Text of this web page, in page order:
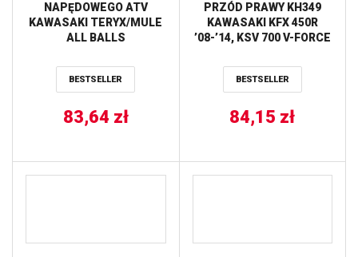
NAPĘDOWEGO ATV
KAWASAKI TERYX/MULE
ALL BALLS
BESTSELLER
83,64 zł
PRZÓD PRAWY KH349
KAWASAKI KFX 450R
’08-’14, KSV 700 V-FORCE
’02-’03, KVF 650 BRUT
FORCE ’05-’11, KVF 700
LT-V 700 TWIN PEAKS
’04-’05 NEWFREN
BESTSELLER
84,15 zł